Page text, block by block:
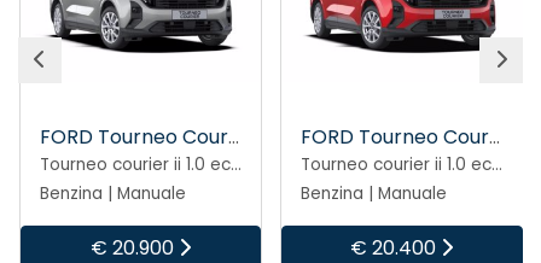
FORD Tourneo Courier
Tourneo courier ii 1.0 ecoboost 125cv titanium
Benzina | Manuale
€ 20.900
FORD Tourneo Courier
Tourneo courier ii 1.0 ecoboost 125cv titanium
Benzina | Manuale
€ 20.400